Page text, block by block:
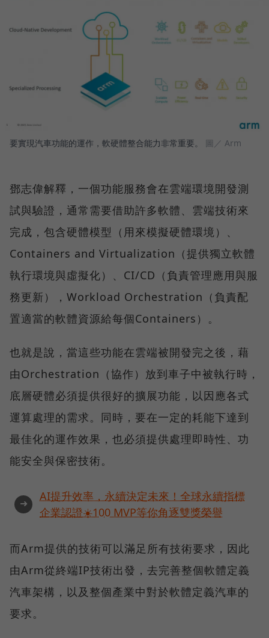
要實現汽車功能的運作，軟硬體整合能力非常重要。 圖／ Arm
鄧志偉解釋，一個功能服務會在雲端環境開發測
試與驗證，通常需要借助許多軟體、雲端技術來
完成，包含硬體模型（用來模擬硬體環境）、
Containers and Virtualization（提供獨立軟體
執行環境與虛擬化）、CI/CD（負責管理應用與服
務更新），Workload Orchestration（負責配
置適當的軟體資源給每個Containers）。
也就是說，當這些功能在雲端被開發完之後，藉
由Orchestration（協作）放到車子中被執行時，
底層硬體必須提供很好的擴展功能，以因應各式
運算處理的需求。同時，要在一定的耗能下達到
最佳化的運作效果，也必須提供處理即時性、功
能安全與保密技術。
➜
AI提升效率，永續決定未來！全球永續指標
企業認證☀️100 MVP等你角逐雙獎榮譽
而Arm提供的技術可以滿足所有技術要求，因此
由Arm從終端IP技術出發，去完善整個軟體定義
汽車架構，以及整個產業中對於軟體定義汽車的
要求。